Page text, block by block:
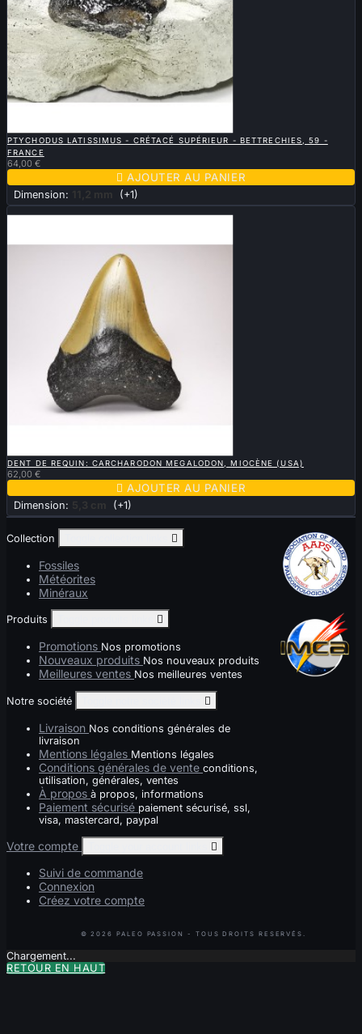
PTYCHODUS LATISSIMUS - CRÉTACÉ SUPÉRIEUR - BETTRECHIES, 59 -
FRANCE
64,00 €
 AJOUTER AU PANIER
Dimension: 11,2 mm (+1)
Nouveau
DENT DE REQUIN: CARCHARODON MEGALODON, MIOCÈNE (USA)
62,00 €
 AJOUTER AU PANIER
Dimension: 5,3 cm (+1)
Collection 
Fossiles
Météorites
Minéraux
Produits 
Promotions Nos promotions
Nouveaux produits Nos nouveaux produits
Meilleures ventes Nos meilleures ventes
Notre société 
Livraison Nos conditions générales de
livraison
Mentions légales Mentions légales
Conditions générales de vente conditions,
utilisation, générales, ventes
À propos à propos, informations
Paiement sécurisé paiement sécurisé, ssl,
visa, mastercard, paypal
Votre compte 
Suivi de commande
Connexion
Créez votre compte
Chargement...
RETOUR EN HAUT